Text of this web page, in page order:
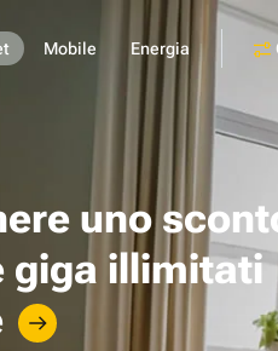
Mobile Energia
uno
giga illimitati